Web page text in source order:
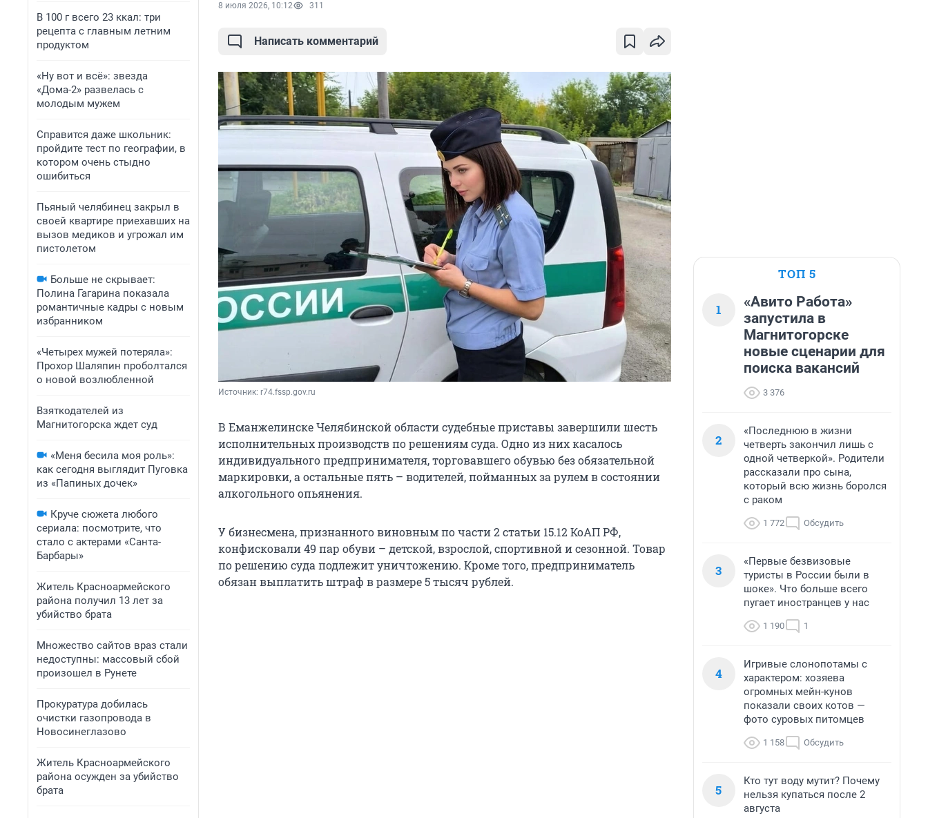
В 100 г всего 23 ккал: три
рецепта с главным летним
продуктом
«Ну вот и всё»: звезда
«Дома-2» развелась с
молодым мужем
Справится даже школьник:
пройдите тест по географии, в
котором очень стыдно
ошибиться
Пьяный челябинец закрыл в
своей квартире приехавших на
вызов медиков и угрожал им
пистолетом
Больше не скрывает:
Полина Гагарина показала
романтичные кадры с новым
избранником
«Четырех мужей потеряла»:
Прохор Шаляпин проболтался
о новой возлюбленной
Взяткодателей из
Магнитогорска ждет суд
«Меня бесила моя роль»:
как сегодня выглядит Пуговка
из «Папиных дочек»
Круче сюжета любого
сериала: посмотрите, что
стало с актерами «Санта-
Барбары»
Житель Красноармейского
района получил 13 лет за
убийство брата
Множество сайтов враз стали
недоступны: массовый сбой
произошел в Рунете
Прокуратура добилась
очистки газопровода в
Новосинеглазово
Житель Красноармейского
района осужден за убийство
брата
8 июля 2026, 10:12 311
Написать комментарий
Источник: r74.fssp.gov.ru
В Еманжелинске Челябинской области судебные приставы завершили шесть
исполнительных производств по решениям суда. Одно из них касалось
индивидуального предпринимателя, торговавшего обувью без обязательной
маркировки, а остальные пять – водителей, пойманных за рулем в состоянии
алкогольного опьянения.
У бизнесмена, признанного виновным по части 2 статьи 15.12 КоАП РФ,
конфисковали 49 пар обуви – детской, взрослой, спортивной и сезонной. Товар
по решению суда подлежит уничтожению. Кроме того, предприниматель
обязан выплатить штраф в размере 5 тысяч рублей.
ТОП 5
1
«Авито Работа»
запустила в
Магнитогорске
новые сценарии для
поиска вакансий
3 376
2
«Последнюю в жизни
четверть закончил лишь с
одной четверкой». Родители
рассказали про сына,
который всю жизнь боролся
с раком
1 772 Обсудить
3
«Первые безвизовые
туристы в России были в
шоке». Что больше всего
пугает иностранцев у нас
1 190 1
4
Игривые слонопотамы с
характером: хозяева
огромных мейн-кунов
показали своих котов —
фото суровых питомцев
1 158 Обсудить
5
Кто тут воду мутит? Почему
нельзя купаться после 2
августа